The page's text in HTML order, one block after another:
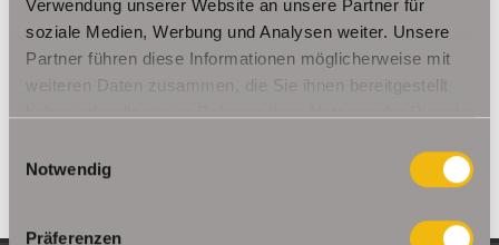
Verwendung unserer Website an unsere Partner für
soziale Medien, Werbung und Analysen weiter. Unsere
Partner führen diese Informationen möglicherweise mit
weiteren Daten zusammen, die Sie ihnen bereitgestellt
Notwendig
Präferenzen
Immo Am Ettersberg Haus Am Ettersberg Häuser Am Ettersberg
kaufen Am Ettersberg Immobilie Am Ettersberg Immobilien Am
Ettersberg
Hauskauf Am Ettersberg
Immobilienkauf Am